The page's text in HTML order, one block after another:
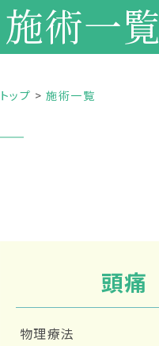
施術一覧
トップ 施術一覧
頭痛
物理療法